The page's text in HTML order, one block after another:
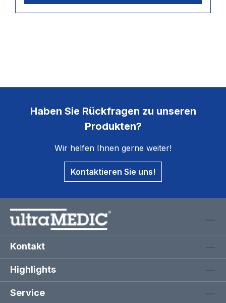
Haben Sie Rückfragen zu unseren
Produkten?
Wir helfen Ihnen gerne weiter!
Kontaktieren Sie uns!
Kontakt
Highlights
Service